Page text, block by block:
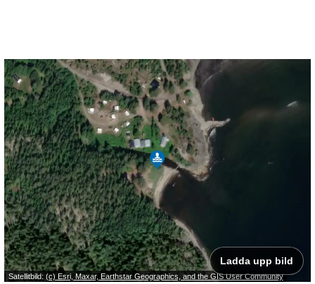
Satellitbild: (c) Esri, Maxar, Earthstar Geographics, and the GIS User Community
Ladda upp bild